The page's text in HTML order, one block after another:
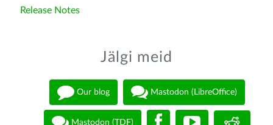
Release Notes
Jälgi meid
Our blog Mastodon (LibreOffice)
Mastodon (TDF)